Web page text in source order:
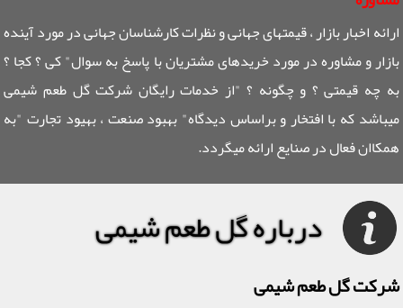
ارائه اخبار بازار ، قیمتهای جهانی و نظرات کارشناسان جهانی در مورد آینده
بازار و مشاوره در مورد خریدهای مشتریان با پاسخ به سوال" کی ؟ کجا ؟
به چه قیمتی ؟ و چگونه ؟ "از خدمات رایگان شرکت گل طعم شیمی
میباشد که با افتخار و براساس دیدگاه" بهبود صنعت ، بهیود تجارت "به
همکاان فعال در صنایع ارائه میگردد.
درباره گل طعم شیمی
شرکت گل طعم شیمی